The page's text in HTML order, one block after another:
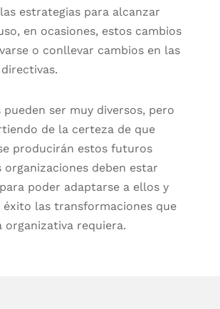
estrategias para alcanzar
en ocasiones, estos cambios
o conllevar cambios en las
ser muy diversos, pero
de la certeza de que
producirán estos futuros
organizaciones deben estar
poder adaptarse a ellos y
éxito las transformaciones que
organizativa requiera.